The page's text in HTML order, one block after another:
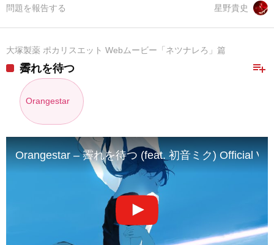
星野貴史
問題を報告する
大塚製薬 ポカリスエット Webムービー「ネツナレろ」篇
playlist_add
霽れを待つ
Orangestar
Orangestar – 霽れを待つ (feat. 初音ミク) Official